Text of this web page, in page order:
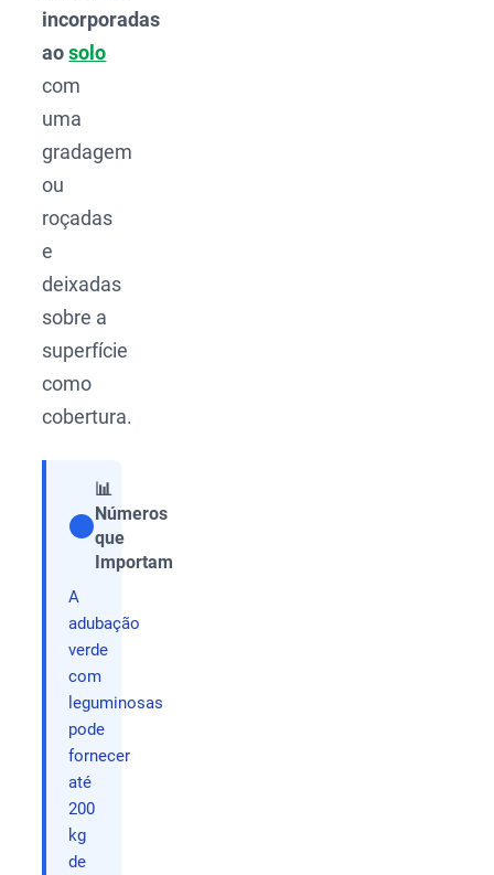
incorporadas
aosolo
com
uma
gradagem
ou
roçadas
e
deixadas
sobre a
superfície
como
cobertura.
📊
Números
que
Importam
A
adubação
verde
com
leguminosas
pode
fornecer
até
200
kg
de